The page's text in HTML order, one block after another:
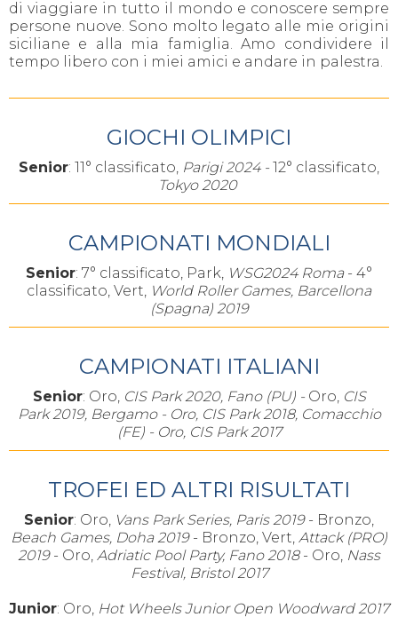
di viaggiare in tutto il mondo e conoscere sempre
persone nuove. Sono molto legato alle mie origini
siciliane e alla mia famiglia. Amo condividere il
tempo libero con i miei amici e andare in palestra.
GIOCHI OLIMPICI
Senior: 11° classificato, Parigi 2024 -12° classificato,
Tokyo 2020
CAMPIONATI MONDIALI
Senior: 7° classificato, Park, WSG2024 Roma- 4°
classificato, Vert, World Roller Games, Barcellona
(Spagna) 2019
CAMPIONATI ITALIANI
Senior: Oro, CIS Park 2020, Fano (PU) - Oro,CIS
Park 2019, Bergamo - Oro,CIS Park 2018, Comacchio
(FE) - Oro,CIS Park 2017
TROFEI ED ALTRI RISULTATI
Senior: Oro, Vans Park Series, Paris 2019- Bronzo,
Beach Games, Doha 2019- Bronzo, Vert, Attack (PRO)
2019- Oro, Adriatic Pool Party, Fano 2018- Oro, Nass
Festival, Bristol 2017
Junior: Oro, Hot Wheels Junior Open Woodward 2017